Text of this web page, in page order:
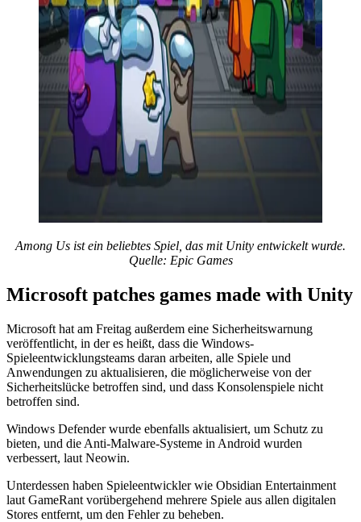
Among Us ist ein beliebtes Spiel, das mit Unity entwickelt wurde.
Quelle: Epic Games
Microsoft patches games made with Unity
Microsoft hat am Freitag außerdem eine Sicherheitswarnung
veröffentlicht, in der es heißt, dass die Windows-
Spieleentwicklungsteams daran arbeiten, alle Spiele und
Anwendungen zu aktualisieren, die möglicherweise von der
Sicherheitslücke betroffen sind, und dass Konsolenspiele nicht
betroffen sind.
Windows Defender wurde ebenfalls aktualisiert, um Schutz zu
bieten, und die Anti-Malware-Systeme in Android wurden
verbessert, laut Neowin.
Unterdessen haben Spieleentwickler wie Obsidian Entertainment
laut GameRant vorübergehend mehrere Spiele aus allen digitalen
Stores entfernt, um den Fehler zu beheben.